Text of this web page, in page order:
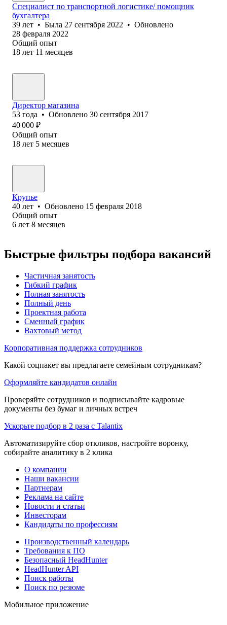
Специалист по транспортной логистике/ помощник
бухгалтера
39 лет • Была 27 сентября 2022 • Обновлено
28 февраля 2022
Общий опыт
18 лет 11 месяцев
Директор магазина
53 года • Обновлено 30 сентября 2017
40 000 ₽
Общий опыт
18 лет 5 месяцев
Крупье
40 лет • Обновлено 15 февраля 2018
Общий опыт
6 лет 8 месяцев
Быстрые фильтры подбора вакансий
Частичная занятость
Гибкий график
Полная занятость
Полный день
Проектная работа
Сменный график
Вахтовый метод
Корпоративная поддержка сотрудников
Какой соцпакет вы предлагаете семейным сотрудникам?
Оформляйте кандидатов онлайн
Проверяйте сотрудников и подписывайте кадровые
документы без бумаг и личных встреч
Ускорьте подбор в 2 раза с Talantix
Автоматизируйте сбор откликов, настройте воронку,
собирайте аналитику в 2 клика
О компании
Наши вакансии
Партнерам
Реклама на сайте
Новости и статьи
Инвесторам
Кандидаты по профессиям
Производственный календарь
Требования к ПО
Безопасный HeadHunter
HeadHunter API
Поиск работы
Поиск по резюме
Мобильное приложение